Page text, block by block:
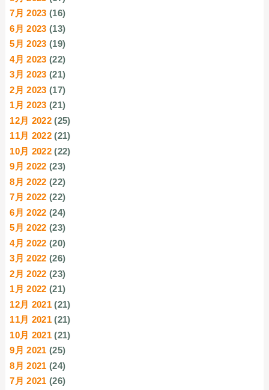
7月 2023 (16)
6月 2023 (13)
5月 2023 (19)
4月 2023 (22)
3月 2023 (21)
2月 2023 (17)
1月 2023 (21)
12月 2022 (25)
11月 2022 (21)
10月 2022 (22)
9月 2022 (23)
8月 2022 (22)
7月 2022 (22)
6月 2022 (24)
5月 2022 (23)
4月 2022 (20)
3月 2022 (26)
2月 2022 (23)
1月 2022 (21)
12月 2021 (21)
11月 2021 (21)
10月 2021 (21)
9月 2021 (25)
8月 2021 (24)
7月 2021 (26)